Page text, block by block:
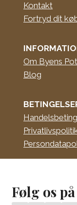
Kontakt
Fortryd dit
Om Byens
Blog
Følg os